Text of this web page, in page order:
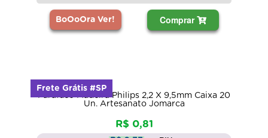
BoOoOra Ver! Comprar
Parafuso Madeira Philips 2,2 X 9,5mm Caixa 20
Un. Artesanato Jomarca
R$ 0,81
Frete Grátis #SP